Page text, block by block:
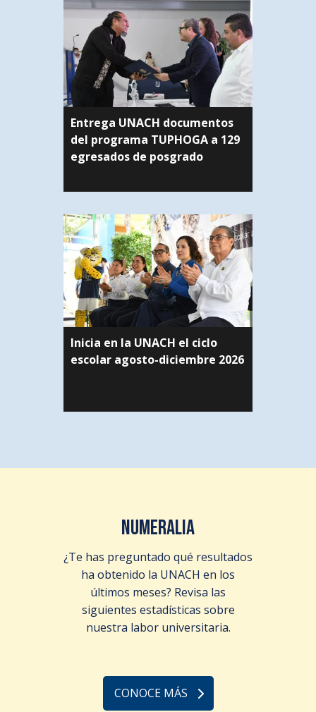
Entrega UNACH documentos
del programa TUPHOGA a 129
egresados de posgrado
Inicia en la UNACH el ciclo
escolar agosto-diciembre 2026
NUMERALIA
¿Te has preguntado qué resultados
ha obtenido la UNACH en los
últimos meses? Revisa las
siguientes estadísticas sobre
nuestra labor universitaria.
CONOCE MÁS